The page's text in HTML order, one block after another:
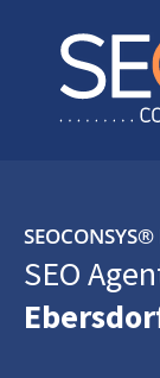
SEOCONSYS®
SEO